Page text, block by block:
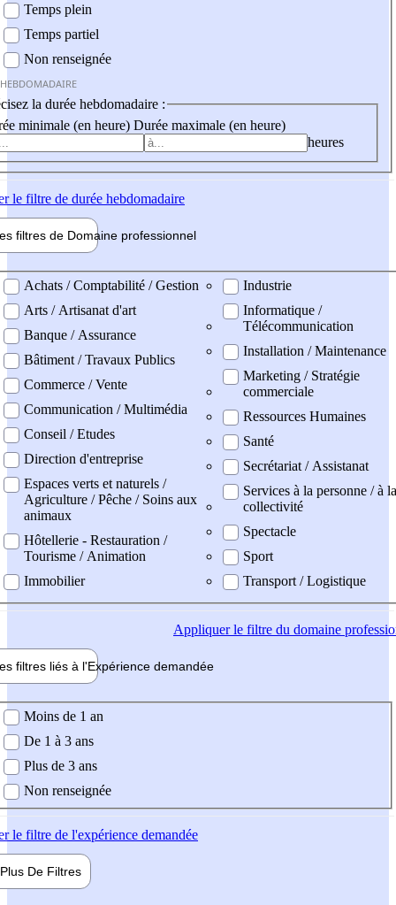
Temps plein
Temps partiel
Non renseignée
la durée hebdomadaire :
minimale (en heure) Durée maximale (en heure)
heures
le filtre de durée hebdomadaire
filtres de Domaine professionnel
professionel
Achats / Comptabilité / Gestion
Arts / Artisanat d'art
Banque / Assurance
Bâtiment / Travaux Publics
Commerce / Vente
Communication / Multimédia
Conseil / Etudes
Direction d'entreprise
Espaces verts et naturels /
Agriculture / Pêche / Soins aux
animaux
Hôtellerie - Restauration /
Tourisme / Animation
Immobilier
Industrie
Informatique /
Télécommunication
Installation / Maintenance
Marketing / Stratégie
commerciale
Ressources Humaines
Santé
Secrétariat / Assistanat
Services à la personne / à la
collectivité
Spectacle
Sport
Transport / Logistique
Appliquerle filtre du domaine
filtres liés à l'Expérience demandée
demandée
Moins de 1 an
De 1 à 3 ans
Plus de 3 ans
Non renseignée
le filtre de l'expérience demandée
Plus De Filtres